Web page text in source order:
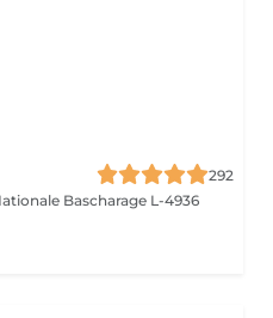
292
Bascharage L-4936